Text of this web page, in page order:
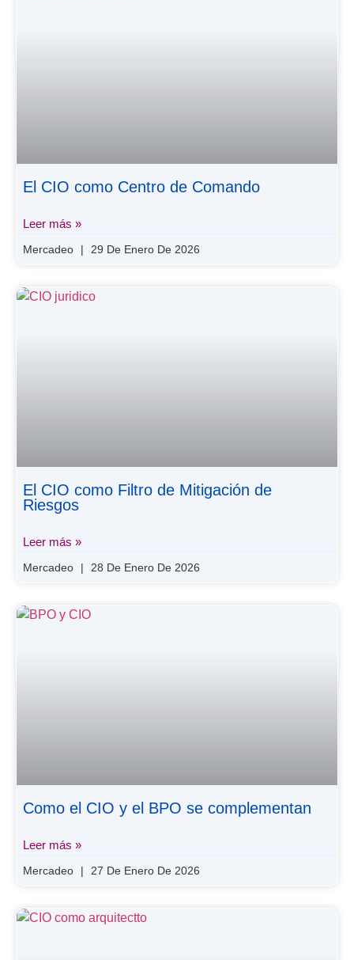
El CIO como Centro de Comando
Leer más »
Mercadeo 29 De Enero De 2026
El CIO como Filtro de Mitigación de
Riesgos
Leer más »
Mercadeo 28 De Enero De 2026
Como el CIO y el BPO se complementan
Leer más »
Mercadeo 27 De Enero De 2026